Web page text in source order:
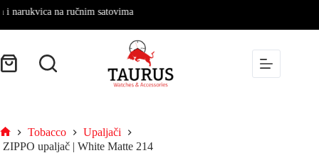
na ručnim satovima
Tobacco
Upaljači
ZIPPO upaljač | White Matte 214